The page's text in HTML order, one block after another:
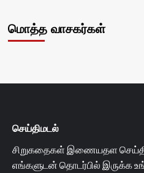
மொத்த வாசகர்கள்
செய்திமடல்
சிறுகதைகள் இணையதள
எங்களுடன் தொடர்பில் இருக்க